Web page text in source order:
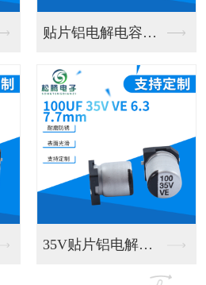
贴片绕线电阻
精密保险绕线电阻